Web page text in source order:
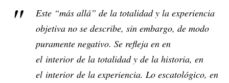
Este “más allá” de la totalidad y la experiencia
objetiva no se describe, sin embargo, de modo
puramente negativo. Se refleja en en
el interiorde la totalidad y de la historia, en
el interiorde la experiencia. Lo escatológico, en